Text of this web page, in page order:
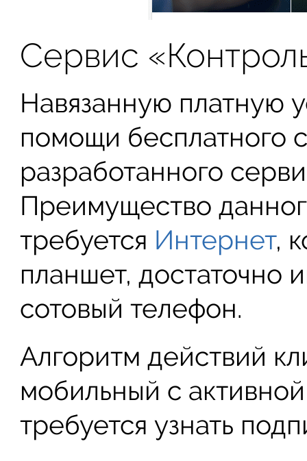
Сервис
Навязанную платную
помощи бесплатного
разработанного
Преимущество
требуется Интернет,
планшет, достаточно
сотовый телефон.
Алгоритм действий
мобильный с
требуется узнать